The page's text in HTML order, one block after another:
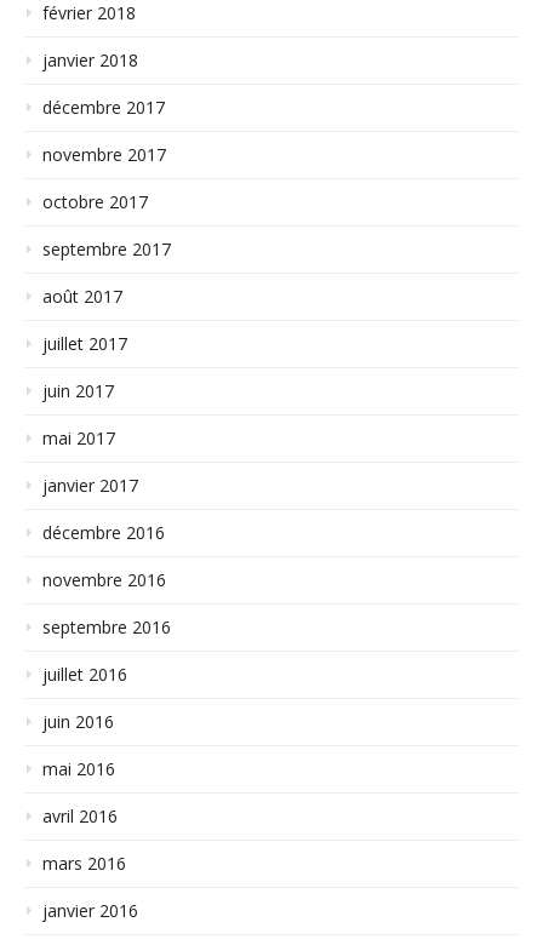
février 2018
janvier 2018
décembre 2017
novembre 2017
octobre 2017
septembre 2017
août 2017
juillet 2017
juin 2017
mai 2017
janvier 2017
décembre 2016
novembre 2016
septembre 2016
juillet 2016
juin 2016
mai 2016
avril 2016
mars 2016
janvier 2016